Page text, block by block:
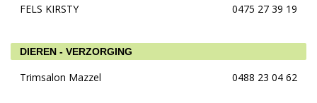
FELS KIRSTY 0475 27 39 19
DIEREN - VERZORGING
Trimsalon Mazzel 0488 23 04 62